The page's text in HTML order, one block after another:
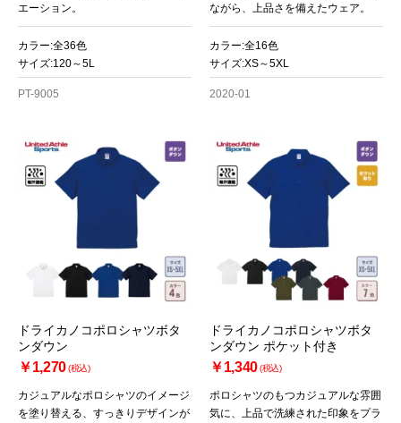
エーション。
カラー:全36色
サイズ:120～5L
PT-9005
ながら、上品さを備えたウェア。
カラー:全16色
サイズ:XS～5XL
2020-01
ドライカノコポロシャツボタ
ンダウン
￥1,270(税込)
カジュアルなポロシャツのイメージ
を塗り替える、すっきりデザインが
ドライカノコポロシャツボタ
ンダウン ポケット付き
￥1,340(税込)
ポロシャツのもつカジュアルな雰囲
気に、上品で洗練された印象をプラ